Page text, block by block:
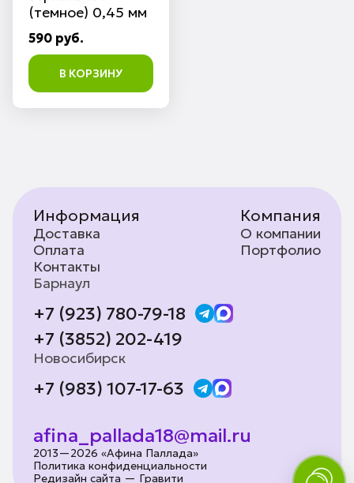
(темное) 0,45 мм
590 руб.
В КОРЗИНУ
Информация
Доставка
Оплата
Контакты
Компания
О компании
Портфолио
Барнаул
+7 (923) 780-79-18
+7 (3852) 202-419
Новосибирск
+7 (983) 107-17-63
afina_pallada18@mail.ru
2013—2026 «Афина Паллада»
Политика конфиденциальности
Редизайн сайта — Гравити